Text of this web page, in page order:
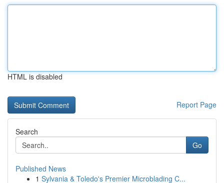
HTML is disabled
Report Page
Search
Go
Published News
1 Sylvania & Toledo's Premier Microblading C...